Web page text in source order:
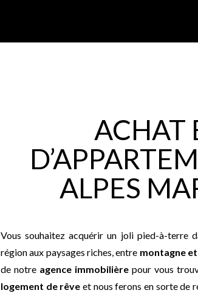
ACHAT
ALPES
Vous souhaitez acquérir un joli pied-à-terre
région aux paysages riches, entre montagne
de notre agence immobilièrepour vous
logement de rêve et nous ferons en sorte de